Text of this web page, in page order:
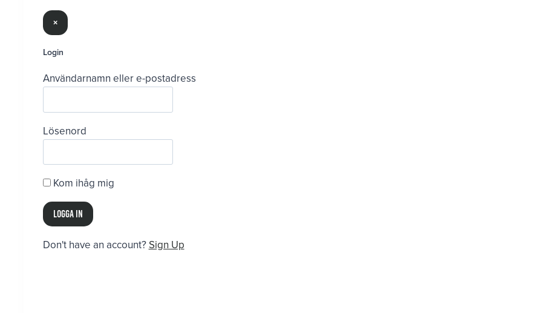
×
Login
Användarnamn eller e-postadress
Lösenord
Kom ihåg mig
Don't have an account? Sign Up